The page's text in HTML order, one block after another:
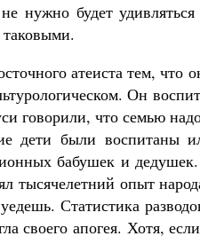
нужно будет
атеиста тем, что
Он
говорили, что семью
дети были воспитаны
бабушек и
тысячелетний опыт
Статистика
своего апогея. Хотя,